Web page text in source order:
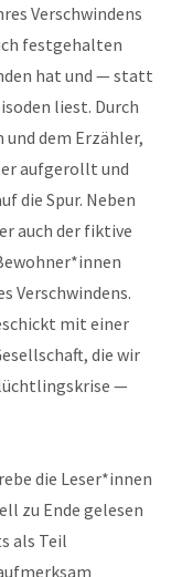
Ver­schwindens
fest­ge­hal­ten
hat und — statt
liest. Durch
dem Erzäh­ler,
aufgerollt und
die Spur. Neben
auch der fik­tive
Ver­schwindens.
mit ein­er
die wir
—
die Leser*innen
zu Ende gele­sen
als Teil